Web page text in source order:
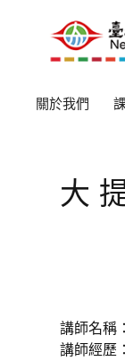
關於我們
大
講師名稱
講師經歷